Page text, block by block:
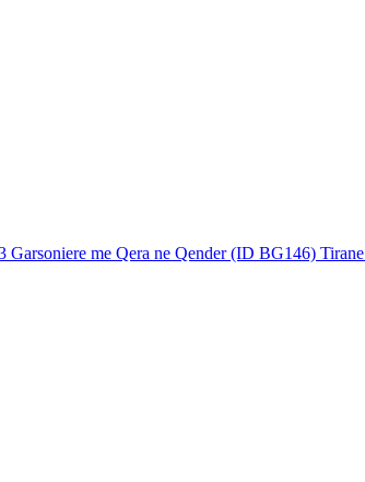
Garsoniere me Qera ne Qender (ID BG146) Tirane